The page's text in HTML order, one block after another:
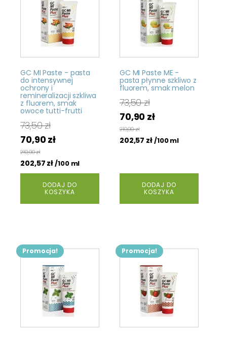
GC MI Paste - pasta
do intensywnej
ochrony i
remineralizacji szkliwa
z fluorem, smak
owoce tutti-frutti
73,50zł
Pierwotna
cena
wynosiła:
73,50 zł.
70,90złAktualna
wynosi:
70,90 zł.
210,00zł
202,57 zł/100 ml
DODAJ DO
KOSZYKA
GC MI Paste ME -
pasta płynne szkliwo z
fluorem, smak melon
73,50zł
Pierwotna
cena
wynosiła:
70,90 złAktualna
wynosi:
210,00zł
202,57 zł/100 ml
DODAJ DO
KOSZYKA
Promocja! Promocja!